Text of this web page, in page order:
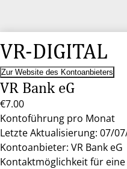
VR-DIGITAL
Zur Website des Kontoanbieters
VR Bank eG
€7.00
Kontoführung pro Monat
Letzte Aktualisierung: 07/
Kontoanbieter: VR Bank eG
Kontaktmöglichkeit für